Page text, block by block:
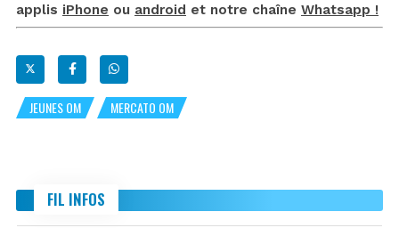
applis iPhone ou android et notre chaîne Whatsapp !
JEUNES OM MERCATO OM
FIL INFOS